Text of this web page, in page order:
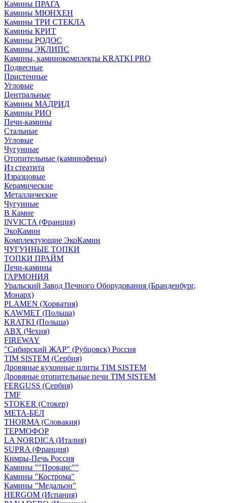
Камины ПРАГА
Камины МЮНХЕН
Камины ТРИ СТЕКЛА
Камины КРИТ
Камины РОДОС
Камины ЭКЛИПС
Камины, каминокомплекты KRATKI PRO
Подвесные
Пристенные
Угловые
Центральные
Камины МАДРИД
Камины РИО
Печи-камины
Стальные
Угловые
Чугунные
Отопительные (каминофены)
Из стеатита
Изразцовые
Керамические
Металлические
Чугунные
В Камне
INVICTA (Франция)
ЭкоКамин
Комплектующие ЭкоКамин
ЧУГУННЫЕ ТОПКИ
ТОПКИ ПРАЙМ
Печи-камины
ГАРМОНИЯ
Уральский Завод Печного Оборудования (Бранденбург,
Монарх)
PLAMEN (Хорватия)
KAWMET (Польша)
KRATKI (Польша)
ABX (Чехия)
FIREWAY
"Сибирский ЖАР" (Рубцовск) Россия
TIM SISTEM (Сербия)
Дровяные кухонные плиты TIM SISTEM
Дровяные отопительные печи TIM SISTEM
FERGUSS (Сербия)
TMF
STOKER (Стокер)
МЕТА-БЕЛ
THORMA (Словакия)
ТЕРМОФОР
LA NORDICA (Италия)
SUPRA (Франция)
Кимры-Печь Россия
Камины ""Прованс""
Камины "Кострома"
Камины "Медальон"
HERGOM (Испания)